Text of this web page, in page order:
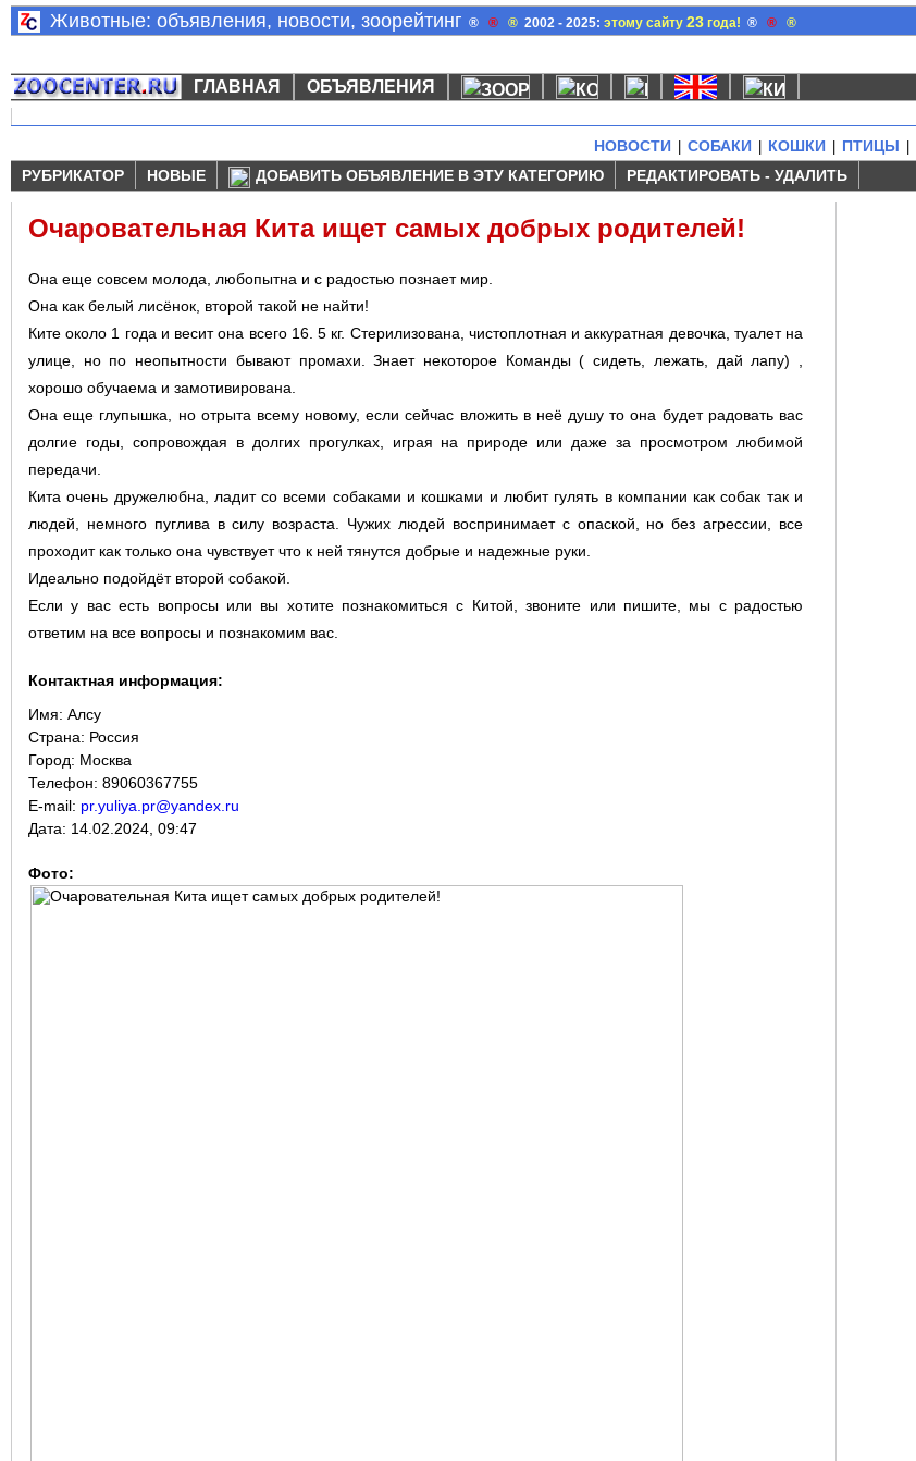
Животные: объявления, новости, зоорейтинг ® ® ® 2002 - 2025:этому сайту23 года! ® ® ®
ГЛАВНАЯ ОБЪЯВЛЕНИЯ
НОВОСТИ СОБАКИ КОШКИ ПТИЦЫ
РУБРИКАТОР
НОВЫЕ ДОБАВИТЬ ОБЪЯВЛЕНИЕ В ЭТУ КАТЕГОРИЮ РЕДАКТИРОВАТЬ - УДАЛИТЬ
Очаровательная Кита ищет самых добрых родителей!
Она еще совсем молода, любопытна и с радостью познает мир.
Она как белый лисёнок, второй такой не найти!
Ките около 1 года и весит она всего 16. 5 кг. Стерилизована, чистоплотная и аккуратная девочка, туалет на
улице, но по неопытности бывают промахи. Знает некоторое Команды ( сидеть, лежать, дай лапу) ,
хорошо обучаема и замотивирована.
Она еще глупышка, но отрыта всему новому, если сейчас вложить в неё душу то она будет радовать вас
долгие годы, сопровождая в долгих прогулках, играя на природе или даже за просмотром любимой
передачи.
Кита очень дружелюбна, ладит со всеми собаками и кошками и любит гулять в компании как собак так и
людей, немного пуглива в силу возраста. Чужих людей воспринимает с опаской, но без агрессии, все
проходит как только она чувствует что к ней тянутся добрые и надежные руки.
Идеально подойдёт второй собакой.
Если у вас есть вопросы или вы хотите познакомиться с Китой, звоните или пишите, мы с радостью
ответим на все вопросы и познакомим вас.
Контактная информация:
Имя: Алсу
Страна: Россия
Город: Москва
Телефон: 89060367755
E-mail: pr.yuliya.pr@yandex.ru
Дата: 14.02.2024, 09:47
Фото: